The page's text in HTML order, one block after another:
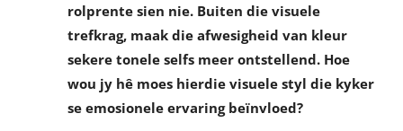
rolprente sien nie. Buiten die visuele
trefkrag, maak die afwesigheid van kleur
sekere tonele selfs meer ontstellend. Hoe
wou jy hê moes hierdie visuele styl die kyker
se emosionele ervaring beïnvloed?